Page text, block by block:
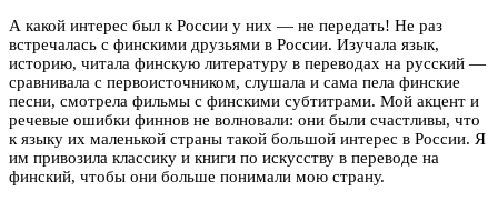
А какой интерес был к России у них — не передать! Не раз
встречалась с финскими друзьями в России. Изучала язык,
историю, читала финскую литературу в переводах на русский —
сравнивала с первоисточником, слушала и сама пела финские
песни, смотрела фильмы с финскими субтитрами. Мой акцент и
речевые ошибки финнов не волновали: они были счастливы, что
к языку их маленькой страны такой большой интерес в России. Я
им привозила классику и книги по искусству в переводе на
финский, чтобы они больше понимали мою страну.